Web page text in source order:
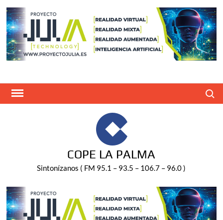
Saltar
contenido
COPE LA PALMA
Sintonízanos ( FM 95.1 – 93.5 – 106.7 – 96.0 )